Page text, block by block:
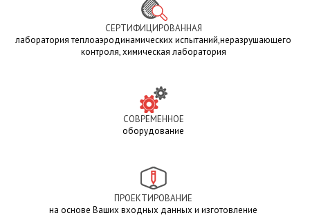
СЕРТИФИЦИРОВАННАЯ
лаборатория теплоаэродинамических испытаний,неразрушающего
контроля, химическая лаборатория
СОВРЕМЕННОЕ
оборудование
ПРОЕКТИРОВАНИЕ
на основе Ваших входных данных и изготовление